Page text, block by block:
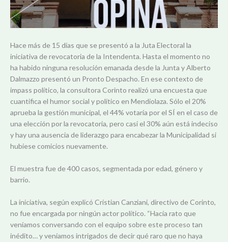
Hace más de 15 días que se presentó a la Juta Electoral la
iniciativa de revocatoria de la Intendenta. Hasta el momento no
ha habido ninguna resolución emanada desde la Junta y Alberto
Dalmazzo presentó un Pronto Despacho. En ese contexto de
impass político, la consultora Corinto realizó una encuesta que
cuantifica el humor social y político en Mendiolaza. Sólo el 20%
aprueba la gestión municipal, el 44% votaría por el SÍ en el caso de
una elección por la revocatoria, pero casi el 30% aún está indeciso
y hay una ausencia de liderazgo para encabezar la Municipalidad si
hubiese comicios nuevamente.
El muestra fue de 400 casos, segmentada por edad, género y
barrio.
La iniciativa, según explicó Cristian Canziani, directivo de Corinto,
no fue encargada por ningún actor político. “Hacía rato que
veníamos conversando con el equipo sobre este proceso tan
inédito… y veníamos intrigados de decir qué raro que no haya